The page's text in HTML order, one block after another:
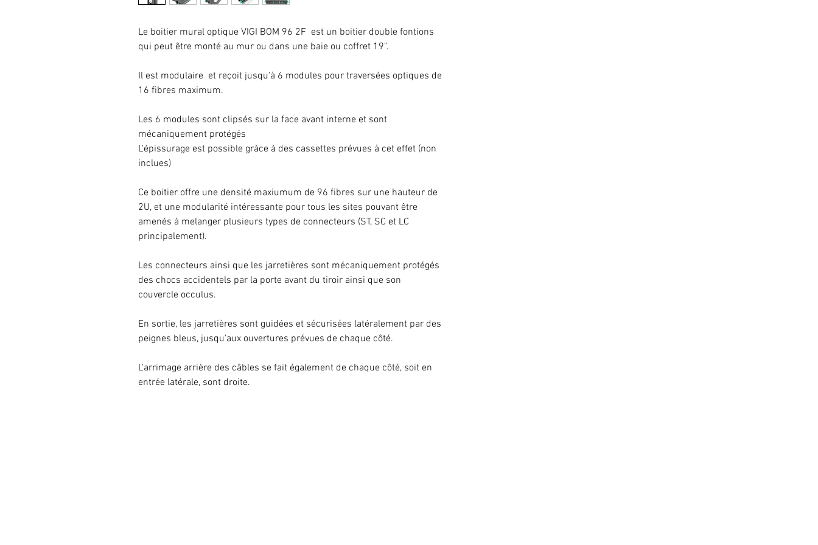
Le boitier mural optique VIGI BOM 96 2F est un boitier double fontions
qui peut être monté au mur ou dans une baie ou coffret 19''.
Il est modulaire et reçoit jusqu'à 6 modules pour traversées optiques de
16 fibres maximum.
Les 6 modules sont clipsés sur la face avant interne et sont
mécaniquement protégés
L'épissurage est possible gràce à des cassettes prévues à cet effet (non
inclues)
Ce boitier offre une densité maxiumum de 96 fibres sur une hauteur de
2U, et une modularité intéressante pour tous les sites pouvant être
amenés à melanger plusieurs types de connecteurs (ST, SC et LC
principalement).
Les connecteurs ainsi que les jarretières sont mécaniquement protégés
des chocs accidentels par la porte avant du tiroir ainsi que son
couvercle occulus.
En sortie, les jarretières sont guidées et sécurisées latéralement par des
peignes bleus, jusqu'aux ouvertures prévues de chaque côté.
L'arrimage arrière des câbles se fait également de chaque côté, soit en
entrée latérale, sont droite.